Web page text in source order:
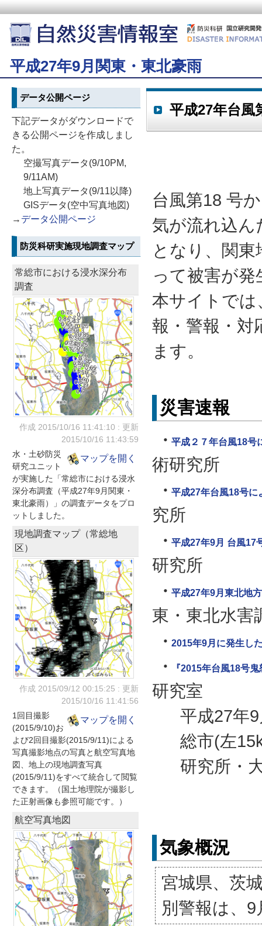
平成27年9月関東・東北豪雨
データ公開ページ
下記データがダウンロードで
きる公開ページを作成しまし
た。
空撮写真データ(9/10PM,
9/11AM)
地上写真データ(9/11以降)
GISデータ(空中写真地図)
→ データ公開ページ
防災科研実施現地調査マップ
常総市における浸水深分布
調査
作成 2015/10/16 11:41:10 : 更新
2015/10/16 11:43:59
マップを開く
水・土砂防災
研究ユニット
が実施した「常総市における浸水
深分布調査（平成27年9月関東・
東北豪雨）」の調査データをプロ
ットしました。
現地調査マップ（常総地
区）
作成 2015/09/12 00:15:25 : 更新
2015/10/16 11:41:56
マップを開く
1回目撮影
(2015/9/10)お
よび2回目撮影(2015/9/11)による
写真撮影地点の写真と航空写真地
図、地上の現地調査写真
(2015/9/11)をすべて統合して閲覧
できます。（国土地理院が撮影し
た正射画像も参照可能です。）
航空写真地図
平成27年台風
台風第18 号
気が流れ込ん
となり、関
って被害が
本サイトでは
報・警報・対
ます。
災害速報
平成２７年台風18号
術研究所
平成27年台風18号に
究所
平成27年9月 台風17
研究所
平成27年9月東北地
東・東北水害
2015年9月に発生し
『2015年台風18号
研究室
平成27年
総市(左
研究所・
気象概況
宮城県、茨
別警報は、